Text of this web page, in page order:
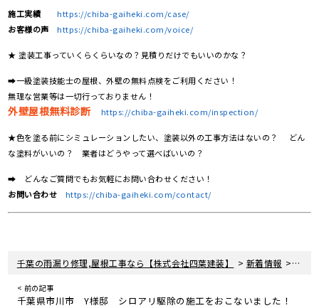
施工実績
https://chiba-gaiheki.com/case/
お客様の声
https://chiba-gaiheki.com/voice/
★ 塗装工事っていくらくらいなの？見積りだけでもいいのかな？
➡一級塗装技能士の屋根、外壁の無料点検をご利用ください！
無理な営業等は一切行っておりません！
外壁屋根無料診断 https://chiba-gaiheki.com/inspection/
★色を塗る前にシミュレーションしたい、塗装以外の工事方法はないの？ どん
な塗料がいいの？ 業者はどうやって選べばいいの？
➡ どんなご質問でもお気軽にお問い合わせください！
お問い合わせ
https://chiba-gaiheki.com/contact/
千葉の雨漏り修理,屋根工事なら【株式会社四葉建装】 > 新着情報 > 屋根
< 前の記事
千葉県市川市 Y様邸 シロアリ駆除の施工をおこないました！